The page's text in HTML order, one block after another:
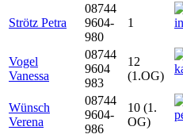
Strötz Petra
08744
9604-
980
1
Vogel
Vanessa
08744
9604
983
12
(1.OG)
Wünsch
Verena
08744
9604-
986
10 (1.
OG)